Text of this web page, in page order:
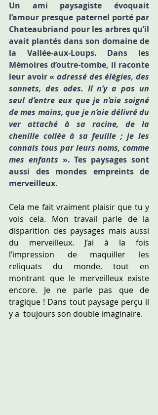
Un ami paysagiste évoquait
l’amour presque paternel porté par
Chateaubriand pour les arbres qu’il
avait plantés dans son domaine de
la Vallée-aux-Loups. Dans les
Mémoires d’outre-tombe, il raconte
leur avoir « adressé des élégies, des
sonnets, des odes. Il n’y a pas un
seul d’entre eux que je n’aie soigné
de mes mains, que je n’aie délivré du
ver attaché à sa racine, de la
chenille collée à sa feuille ; je les
connais tous par leurs noms, comme
mes enfants ». Tes paysages sont
aussi des mondes empreints de
merveilleux.
Cela me fait vraiment plaisir que tu y
vois cela. Mon travail parle de la
disparition des paysages mais aussi
du merveilleux. J’ai à la fois
l’impression de maquiller les
reliquats du monde, tout en
montrant que le merveilleux existe
encore. Je ne parle pas que de
tragique ! Dans tout paysage perçu il
y a  toujours son double imaginaire.